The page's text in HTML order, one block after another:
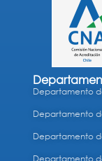
Departamento
Departamento
Departamento
Departamento